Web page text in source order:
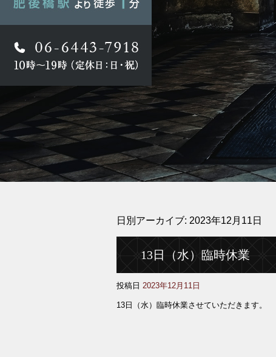
日別アーカイブ: 2023年12月11日
13日（水）臨時休業
投稿日 2023年12月11日
13日（水）臨時休業させていただきます。